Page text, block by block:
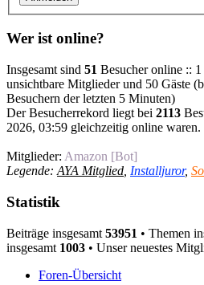
Wer ist online?
Insgesamt sind 51 Besucher online ::
unsichtbare Mitglieder und 50 Gäste
Besuchern der letzten 5 Minuten)
Der Besucherrekord liegt bei 2113
2026, 03:59 gleichzeitig online waren.
Mitglieder: Amazon [Bot]
Legende: AYA Mitglied Installjuror,
Statistik
Beiträge insgesamt 53951 • Themen
insgesamt 1003 • Unser neuestes
Foren-Übersicht